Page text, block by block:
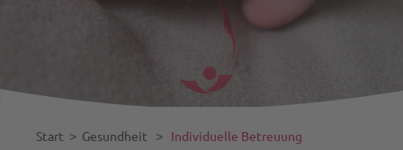
Start ˃ Gesundheit ˃ Individuelle Betreuung